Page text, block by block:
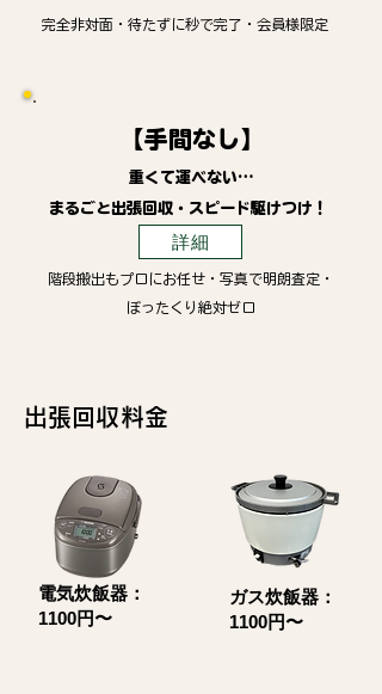
完全非対面・待たずに秒で完了・会員様限定
【手間なし】
重くて運べない…
まるごと出張回収・スピード駆けつけ！
詳細
階段搬出もプロにお任せ・写真で明朗査定・
ぼったくり絶対ゼロ
​出張回収料金
電気炊飯器：
1100円〜
ガス炊飯器：
1100円〜